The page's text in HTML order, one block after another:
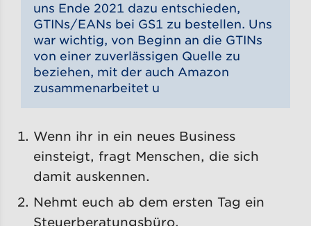
uns Ende 2021 dazu entschieden,
GTINs/EANs bei GS1 zu bestellen. Uns
war wichtig, von Beginn an die GTINs
von einer zuverlässigen Quelle zu
beziehen, mit der auch Amazon
zusammenarbeitet u
Wenn ihr in ein neues Business
einsteigt, fragt Menschen, die sich
damit auskennen.
Nehmt euch ab dem ersten Tag ein
Steuerberatungsbüro.